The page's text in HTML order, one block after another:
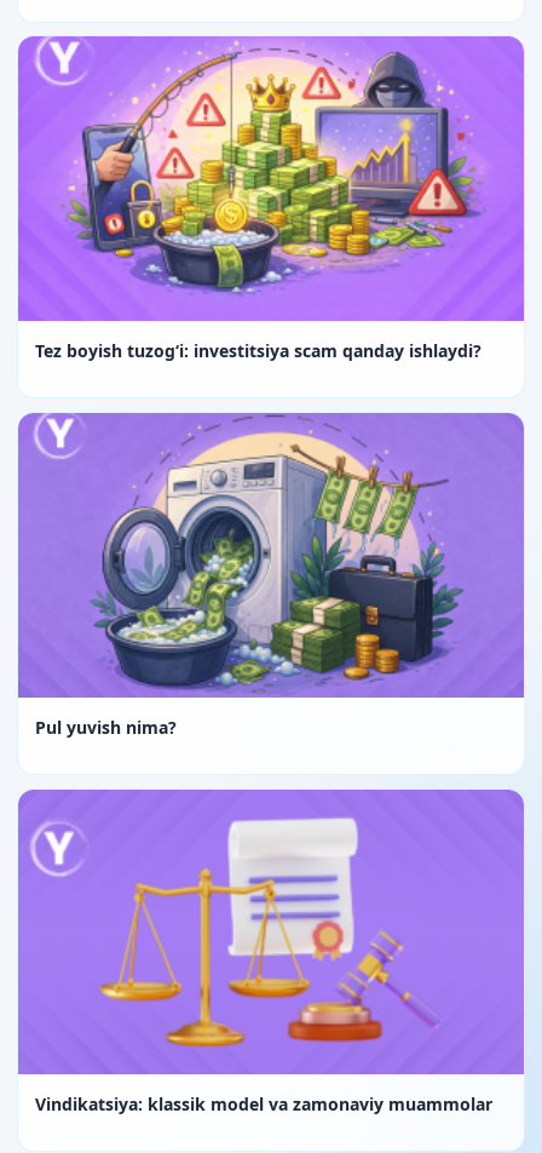
Tez boyish tuzog‘i: investitsiya scam qanday ishlaydi?
Pul yuvish nima?
Vindikatsiya: klassik model va zamonaviy muammolar